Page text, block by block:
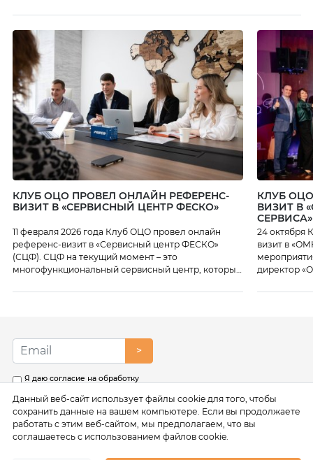
КЛУБ ОЦО ПРОВЕЛ ОНЛАЙН РЕФЕРЕНС-
ВИЗИТ В «СЕРВИСНЫЙ ЦЕНТР ФЕСКО»
11 февраля 2026 года Клуб ОЦО провел онлайн
референс-визит в «Сервисный центр ФЕСКО»
(СЦФ). СЦФ на текущий момент – это
многофункциональный сервисный центр, который
налогового учета, подготовки отчетности,
текущий момент работает более 1300 человек.
Специалисты Центра рассказали […]
КЛУБ
ВИЗИТ В
СЕРВИСА»
24 октября
визит в
директор
какие
>
Я даю согласие на обработку
соответствии с условиями
Политики обработки
персональных данных
Данный веб-сайт использует файлы cookie для того, чтобы
сохранить данные на вашем компьютере. Если вы продолжаете
работать с этим веб-сайтом, мы предполагаем, что вы
соглашаетесь с использованием файлов cookie.